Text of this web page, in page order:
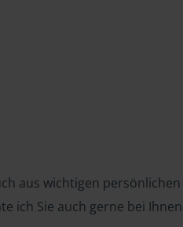
aus wichtigen persönlichen
ich Sie auch gerne bei Ihnen